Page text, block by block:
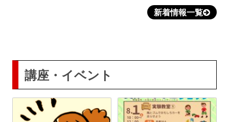
新着情報一覧
講座・イベント